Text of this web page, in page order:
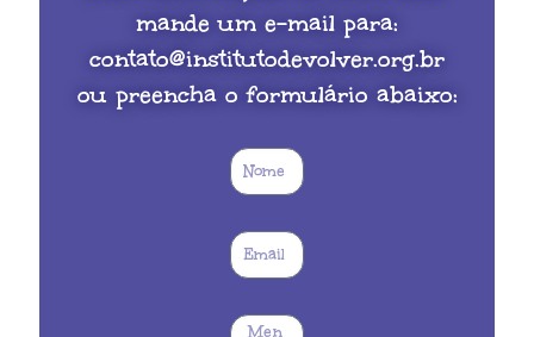
mande um e-mail para:
contato@institutodevolver.org.br
ou preencha o formulário abaixo: